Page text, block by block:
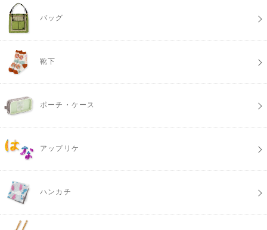
バッグ
靴下
ポーチ・ケース
アップリケ
ハンカチ